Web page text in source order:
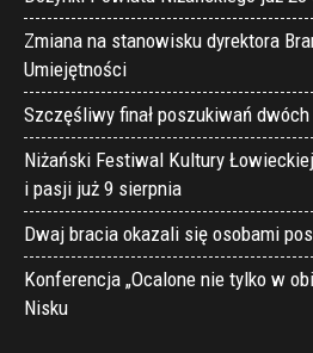
Zmiana na stanowisku dyrektora
Umiejętności
Szczęśliwy finał poszukiwań
Niżański Festiwal Kultury
i pasji już 9 sierpnia
Dwaj bracia okazali się osobami
Konferencja „Ocalone nie tylko w
Nisku